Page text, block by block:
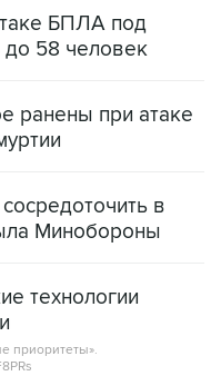
БПЛА под
до 58 человек
ранены при атаке
в
Минобороны
технологии
приоритеты».